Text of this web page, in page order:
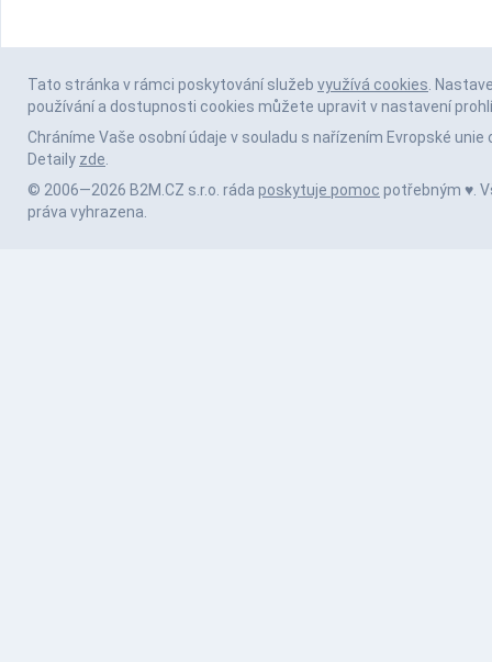
Tato stránka v rámci poskytování služeb využívá cookies.
používání a dostupnosti cookies můžete upravit v nastavení
Chráníme Vaše osobní údaje v souladu s nařízením Evropské unie
Detaily zde.
© 2006—2026 B2M.CZ s.r.o. ráda poskytuje pomoc potřebným ♥️.
práva vyhrazena.